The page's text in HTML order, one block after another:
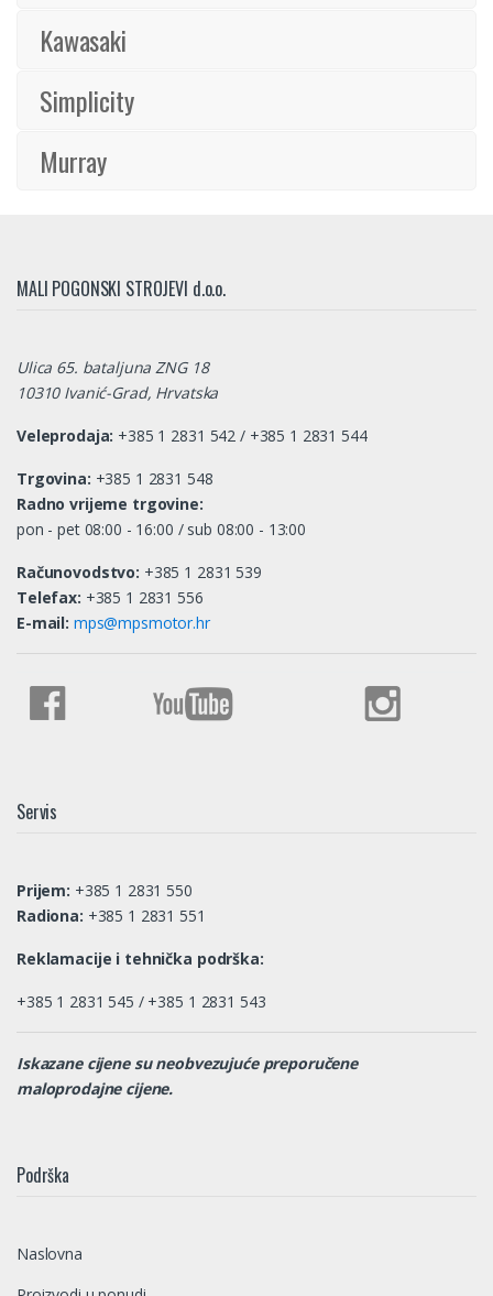
Kawasaki
Simplicity
Murray
MALI POGONSKI STROJEVI d.o.o.
Ulica 65. bataljuna ZNG 18
10310 Ivanić-Grad, Hrvatska
Veleprodaja: +385 1 2831 542 / +385 1 2831 544
Trgovina: +385 1 2831 548
Radno vrijeme trgovine:
pon - pet 08:00 - 16:00 / sub 08:00 - 13:00
Računovodstvo: +385 1 2831 539
Telefax: +385 1 2831 556
E-mail: mps@mpsmotor.hr
Servis
Prijem: +385 1 2831 550
Radiona: +385 1 2831 551
Reklamacije i tehnička podrška:
+385 1 2831 545 / +385 1 2831 543
Iskazane cijene su neobvezujuće preporučene
maloprodajne cijene.
Podrška
Naslovna